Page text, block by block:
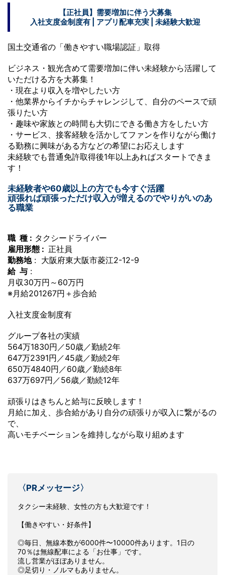
【正社員】需要増加に伴う大募集
入社支度金制度有
アプリ配車充実| 未経験大歓迎
国土交通省の「働きやすい職場認証」取得
ビジネス・観光含めて需要増加に伴い未経験から活躍して
いただける方を大募集！
・現在より収入を増やしたい方
・他業界からイチからチャレンジして、自分のペースで頑
張りたい方
・趣味や家族との時間も大切にできる働き方をしたい方
・サービス、接客経験を活かしてファンを作りながら働け
る勤務に興味がある方などの希望にお応えします
未経験でも普通免許取得後1年以上あればスタートできま
す！
未経験者や60歳以上の方でも今すぐ活躍
頑張れば頑張っただけ収入が増えるのでやりがいのあ
る職業
職 種 : タクシードライバー
雇用形態 : 正社員
勤務地: 大阪府東大阪市菱江2-12-9
給 与 :
月収30万円～60万円
※月給201267円＋歩合給
入社支度金制度有
グループ各社の実績
564万1830円／50歳／勤続2年
647万2391円／45歳／勤続2年
650万4840円／60歳／勤続8年
637万697円／56歳／勤続12年
頑張りはきちんと給与に反映します！
月給に加え、歩合給があり自分の頑張りが収入に繋がるの
で、
高いモチベーションを維持しながら取り組めます
〈PRメッセージ〉
タクシー未経験、女性の方も大歓迎です！
【働きやすい・好条件】
◎毎日、無線本数が6000件〜10000件あります。1日の
70％は無線配車による「お仕事」です。
流し営業がほぼありません。
◎足切り・ノルマもありません。